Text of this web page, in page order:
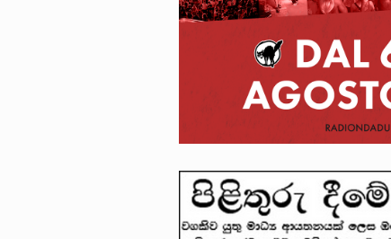
වලින්…
මොහොතක සිංහාවලෝකනයකි .කෙටි කවියක දිගු බර…
පටන් තිබුණු ප්‍රධාන සටන් පාඨයක් වූවේ…